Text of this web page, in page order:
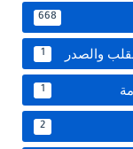
668
والصدر 1
1
2